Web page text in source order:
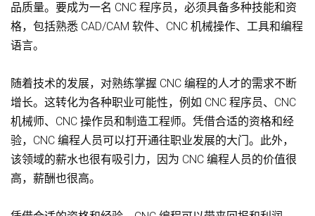
品质量。要成为一名 CNC 程序员，必须具备多种技能和资
格，包括熟悉 CAD/CAM 软件、CNC 机械操作、工具和编程
语言。
随着技术的发展，对熟练掌握 CNC 编程的人才的需求不断
增长。这转化为各种职业可能性，例如 CNC 程序员、CNC
机械师、CNC 操作员和制造工程师。凭借合适的资格和经
验，CNC 编程人员可以打开通往职业发展的大门。此外，
该领域的薪水也很有吸引力，因为 CNC 编程人员的价值很
高，薪酬也很高。